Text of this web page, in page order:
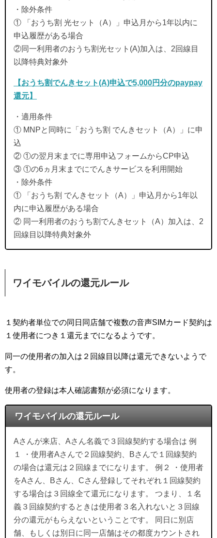
・除外条件
① 「おうち割 光セット（A）」申込月から1年以内に
申込履歴がある場合
②同一利用者のおうち割光セット(A)加入は、2回線目
以降特典対象外
【おうち割でんきセット(A)申込で5,000円分のpaypay
還元】
・適用条件
① MNPと同時に「おうち割 でんきセット（A）」に申
込
② ①の翌月末までに専用申込フォームからCP申込
③ ①の6ヵ月末までにでんきサービスを利用開始
・除外条件
① 「おうち割 でんきセット（A）」申込月から1年以
内に申込履歴がある場合
② 同一利用者のおうち割でんきセット（A）加入は、2
回線目以降特典対象外
ワイモバイルの還元ルール
１契約者単位での同日同店舗で複数の音声SIMカード契約は
１使用者につき１還元までになるようです。
同一の使用者の加入は２回線目以降は還元できないようで
す。
使用者の登録は本人確認書類が必須になります。
ワイモバイルの還元ルール
Aさんが来店、Aさん名義で３回線契約する場合は 例
１ ・使用者Aさんで２回線契約、Bさんで１回線契約
の場合は還元は２回線までになります。 例２ ・使用者
をAさん、Bさん、Cさん登録してそれぞれ１回線契約
する場合は３回線全て還元になります。 つまり、１名
義３回線契約するときは使用者３名入れないと３回線
分の還元がもらえないということです。 同日に別店
舗、もしくは別日に同一店舗はその都度カウントされ